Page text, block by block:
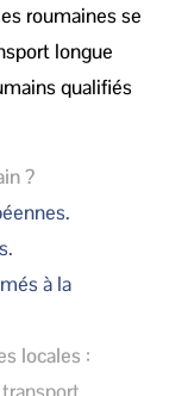
roumaines se
longue
qualifiés
?
à la
locales :